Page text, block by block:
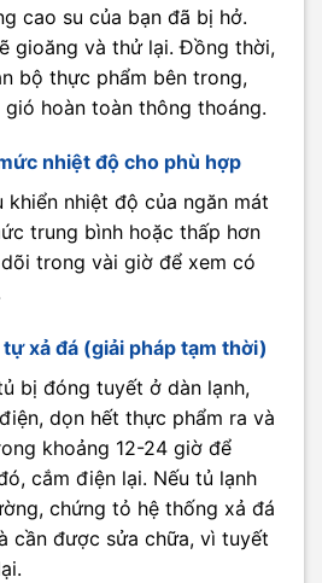
cao su của bạn đã bị hở.
gioăng và thử lại. Đồng thời,
bộ thực phẩm bên trong,
hoàn toàn thông thoáng.
nhiệt độ cho phù hợp
khiển nhiệt độ của ngăn mát
trung bình hoặc thấp hơn
trong vài giờ để xem có
xả đá (giải pháp tạm thời)
bị đóng tuyết ở dàn lạnh,
dọn hết thực phẩm ra và
khoảng 12-24 giờ để
cắm điện lại. Nếu tủ lạnh
chứng tỏ hệ thống xả đá
cần được sửa chữa, vì tuyết